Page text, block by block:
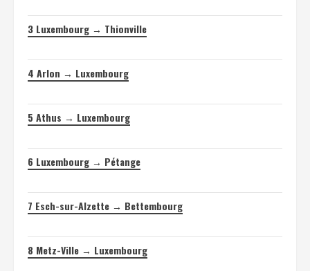
3 Luxembourg → Thionville
4 Arlon → Luxembourg
5 Athus → Luxembourg
6 Luxembourg → Pétange
7 Esch-sur-Alzette → Bettembourg
8 Metz-Ville → Luxembourg